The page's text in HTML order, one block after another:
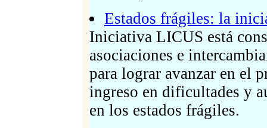
Estados frágiles: la
Iniciativa LICUS está
asociaciones e
para lograr avanzar en el
ingreso en dificultades y
en los estados frágiles.